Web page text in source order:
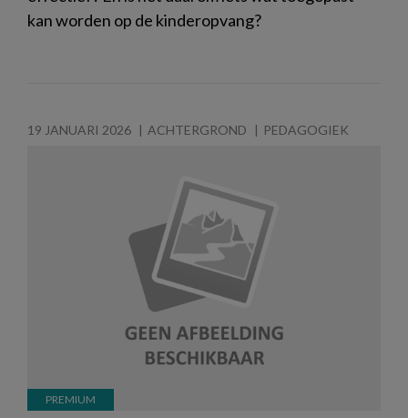
kan worden op de kinderopvang?
19 JANUARI 2026 ACHTERGROND PEDAGOGIEK